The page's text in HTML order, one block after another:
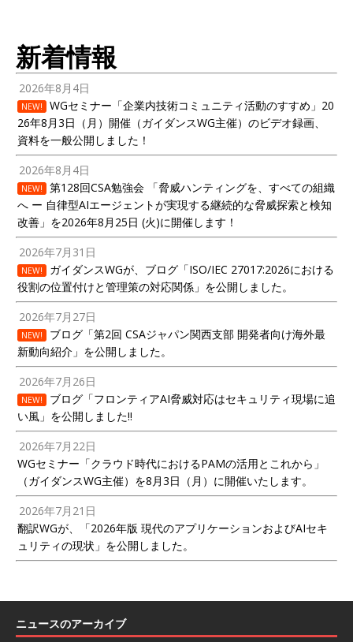
新着情報
2026年8月4日
NEW!
WGセミナー「企業内技術コミュニティ活動のすすめ」20
26年8月3日（月）開催（ガイダンスWG主催）のビデオ録画、
資料を一般公開しました！
2026年8月4日
NEW!
第128回CSA勉強会 「脅威ハンティングを、すべての組織
へ ー 自律型AIエージェントが実現する継続的な脅威探索と検知
改善」を2026年8月25日 (火)に開催します！
2026年7月31日
NEW!
ガイダンスWGが、ブログ「ISO/IEC 27017:2026における
役割の位置付けと管理策の対応関係」を公開しました。
2026年7月27日
NEW!
ブログ「第2回 CSAジャパン関西支部 開発者向け海外最
新動向紹介」を公開しました。
2026年7月26日
NEW!
ブログ「フロンティアAI脅威対応はセキュリティ現場に追
い風」を公開しました!!
2026年7月22日
WGセミナー「クラウド時代におけるPAMの活用とこれから」
（ガイダンスWG主催）を8月3日（月）に開催いたします。
2026年7月21日
翻訳WGが、「2026年版 現代のアプリケーションおよびAIセキ
ュリティの現状」を公開しました。
ニュースのアーカイブ